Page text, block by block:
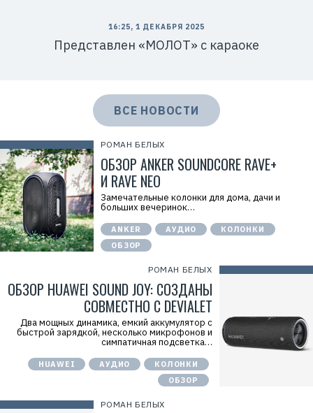
РОМАН БЕЛЫХ
ОБЗОР ANKER SOUNDCORE RAVE+
И RAVE NEO
Замечательные колонки для дома, дачи и
больших вечеринок…
ANKER АУДИО
КОЛОНКИ
ОБЗОР
РОМАН БЕЛЫХ
ОБЗОР HUAWEI SOUND JOY: СОЗДАНЫ
СОВМЕСТНО С DEVIALET
Два мощных динамика, емкий аккумулятор с
быстрой зарядкой, несколько микрофонов и
симпатичная подсветка…
HUAWEI АУДИО
КОЛОНКИ
ОБЗОР
РОМАН БЕЛЫХ
16:25, 1 ДЕКАБРЯ 2025
Представлен «МОЛОТ» с караоке
ВСЕ НОВОСТИ